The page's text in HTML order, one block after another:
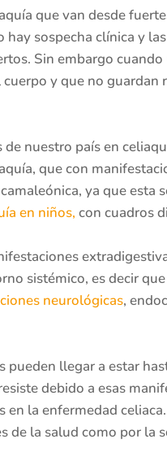
que van desde
hay sospecha clínica y
Sin embargo
y que no
nuestro país en
que con
ya que
en niños, con cuadros
sistémico, es decir
neurológicas,
pueden llegar a estar
debido a esas
la enfermedad
de la salud como por la